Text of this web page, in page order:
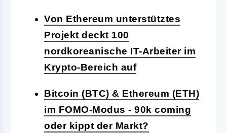
Von Ethereum unterstütztes
Projekt deckt 100
nordkoreanische IT-Arbeiter im
Krypto-Bereich auf
Bitcoin (BTC) & Ethereum (ETH)
im FOMO-Modus - 90k coming
oder kippt der Markt?